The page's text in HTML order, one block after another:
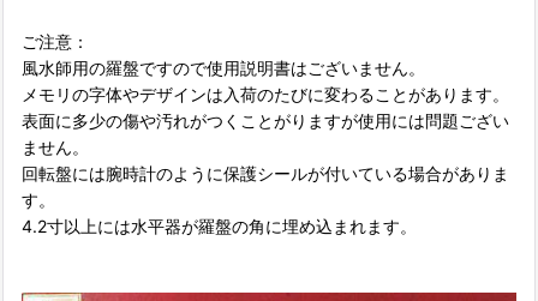
ご注意：
風水師用の羅盤ですので使用説明書はございません。
メモリの字体やデザインは入荷のたびに変わることがあります。
表面に多少の傷や汚れがつくことがりますが使用には問題ござい
ません。
回転盤には腕時計のように保護シールが付いている場合がありま
す。
4.2寸以上には水平器が羅盤の角に埋め込まれます。